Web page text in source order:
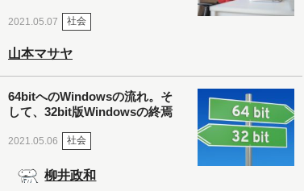
2021.05.07 社会
山本マサヤ
64bitへのWindowsの流れ。そ
して、32bit版Windowsの終焉
2021.05.06 社会
柳井政和